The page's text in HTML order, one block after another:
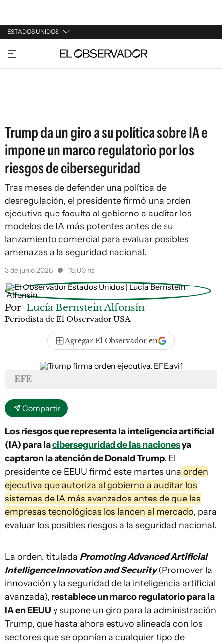
ESTADOS UNIDOS
URUGUAY
ARGENTINA
Trump da un giro a su política sobre IA e
impone un marco regulatorio por los
riesgos de ciberseguridad
Tras meses de defender una política de
desregulación, el presidente firmó una orden
ejecutiva que faculta al gobierno a auditar los
modelos de IA más potentes antes de su
lanzamiento comercial para evaluar posibles
amenazas a la seguridad nacional.
3 de junio 2026 15:00 hs
Por Lucía Bernstein Alfonsín
Periodista de El Observador USA
Agregar El Observador en
EFE
Compartir
Los riesgos que representa la inteligencia artificial
(IA) para laciberseguridad de las nacionesya
captaron la atención de Donald Trump. El
presidente de EEUU firmó este martes una orden
ejecutiva que autoriza al gobierno a auditar los
sistemas de IA más avanzados antes de que las
empresas tecnológicas los lancen al mercado, para
evaluar los posibles riesgos a la seguridad nacional.
La orden, titulada Promoting Advanced Artificial
Intelligence Innovation and Security(Promover la
innovación y la seguridad de la inteligencia artificial
avanzada), restablece un marco regulatorio para la
IA en EEUU y supone un giro para la administración
Trump, que hasta ahora estuvo alineada con los
sectores que se oponían a cualquier tipo de